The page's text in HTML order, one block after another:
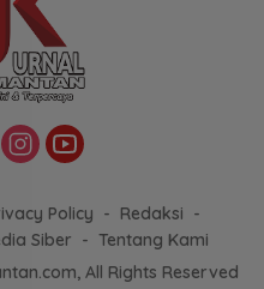
Policy
Redaksi
Siber
Tentang Kami
All Rights Reserved